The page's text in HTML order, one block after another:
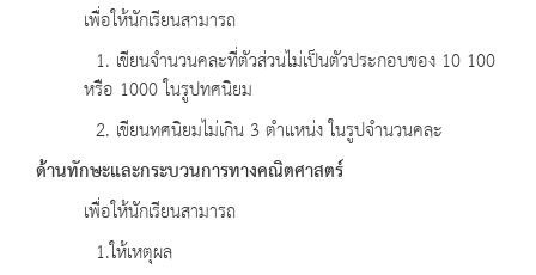
เพื่อให้นักเรียนสามารถ
1. เขียนจำนวนคละที่ตัวส่วนไม่เป็นตัวประกอบของ 10 100
หรือ 1000 ในรูปทศนิยม
2. เขียนทศนิยมไม่เกิน 3 ตำแหน่ง ในรูปจำนวนคละ
ด้านทักษะและกระบวนการทางคณิตศาสตร์
เพื่อให้นักเรียนสามารถ
1.ให้เหตุผล